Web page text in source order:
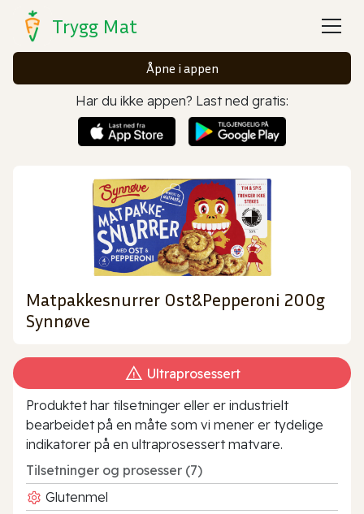
Trygg Mat
Åpne i appen
Har du ikke appen? Last ned gratis:
Matpakkesnurrer Ost&Pepperoni 200g
Synnøve
Ultraprosessert
Produktet har tilsetninger eller er industrielt
bearbeidet på en måte som vi mener er tydelige
indikatorer på en ultraprosessert matvare.
Tilsetninger og prosesser (7)
Glutenmel